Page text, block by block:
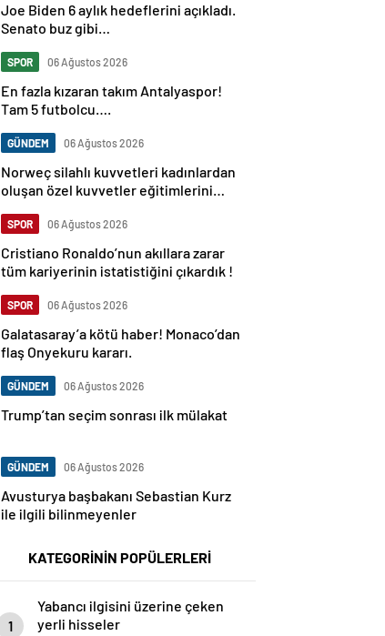
Joe Biden 6 aylık hedeflerini açıkladı.
Senato buz gibi…
SPOR 06 Ağustos 2026
En fazla kızaran takım Antalyaspor!
Tam 5 futbolcu….
GÜNDEM 06 Ağustos 2026
Norweç silahlı kuvvetleri kadınlardan
oluşan özel kuvvetler eğitimlerini
SPOR 06 Ağustos 2026
Cristiano Ronaldo’nun akıllara zarar
tüm kariyerinin istatistiğini çıkardık !
SPOR 06 Ağustos 2026
Galatasaray’a kötü haber! Monaco’dan
flaş Onyekuru kararı.
GÜNDEM 06 Ağustos 2026
Trump’tan seçim sonrası ilk mülakat
GÜNDEM 06 Ağustos 2026
Avusturya başbakanı Sebastian Kurz
ile ilgili bilinmeyenler
KATEGORİNİN POPÜLERLERİ
1
Yabancı ilgisini üzerine çeken
yerli hisseler